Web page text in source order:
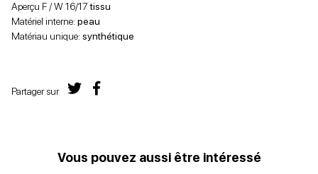
Aperçu F / W 16/17tissu
Matériel interne:peau
Matériau unique:synthétique
Partager sur
Vous pouvez aussi être intéressé